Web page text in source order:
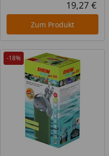
Preis 19,27 €
Zum Produkt
-18%